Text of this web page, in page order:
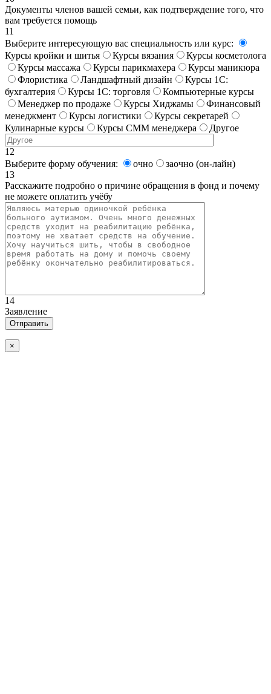
Документы членов вашей семьи, как подтверждение того, что
вам требуется помощь
11
Выберите интересующую вас специальность или курс:
Курсы кройки и шитья
Курсы вязания
Курсы косметолога
Курсы массажа
Курсы парикмахера
Курсы маникюра
Флористика
Ландшафтный дизайн
Курсы 1С:
бухгалтерия
Курсы 1С: торговля
Компьютерные курсы
Менеджер по продаже
Курсы Хиджамы
Финансовый
менеджмент
Курсы логистики
Курсы секретарей
Кулинарные курсы
Курсы СММ менеджера Другое
12
Выберите форму обучения:
очно
заочно (он-лайн)
13
Расскажите подробно о причине обращения в фонд и почему
не можете оплатить учёбу
14
Заявление
×